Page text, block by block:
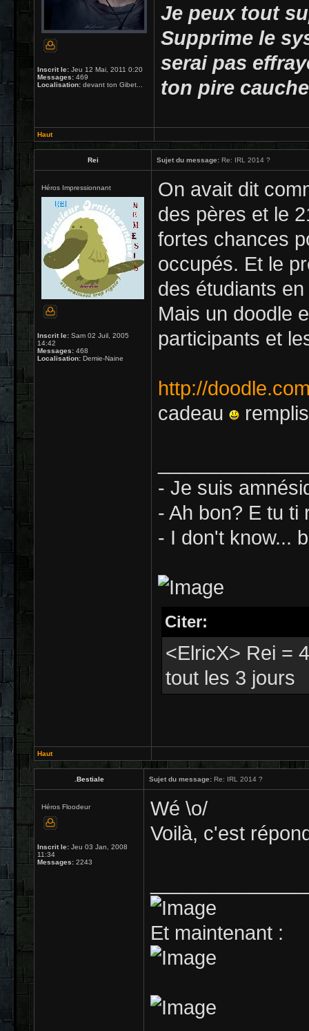
Inscrit le: Jeu 12 Mai, 2011 0:20
Messages: 469
Localisation: devant ton Gibet...
Je peux tout
Supprime le
serai pas
ton pire
Haut
Rei Sujet du message: Re: IRL 2014 ?
Héros Impressionnant
Inscrit le: Sam 02 Juil, 2005
14:42
Messages: 468
Localisation: Demie-Naine
On avait dit
des pères et le
fortes chances
occupés. Et le
des étudiants
Mais un doodle
participants et
http://
cadeau
- Je suis
- Ah bon? E tu ti
- I don't know...
Citer:
<ElricX> Rei =
tout les 3 jours
Haut
.Bestiale Sujet du message: Re: IRL 2014 ?
Héros Floodeur
Inscrit le: Jeu 03 Jan, 2008
11:34
Messages: 2243
Wé \o/
Voilà, c'est
Et maintenant :